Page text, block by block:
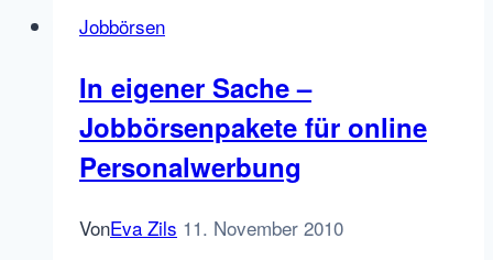
Jobs
Jobbörsen
In eigener Sache –
Jobbörsenpakete für online
Personalwerbung
VonEva Zils 11. November 2010